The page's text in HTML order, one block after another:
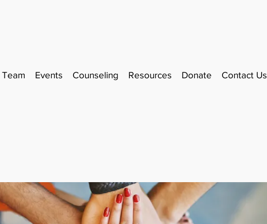
Team Events Counseling Resources Donate Contact Us